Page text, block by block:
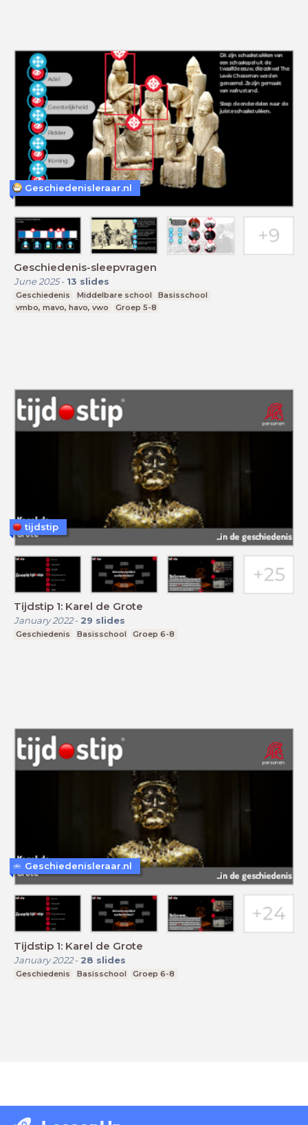
Geschiedenis-sleepvragen
June 2025- 13 slides
Geschiedenis Middelbare school
Basisschool
vmbo, mavo, havo, vwo
Groep 5-8
Geschiedenisleraar.nl
Tijdstip 1: Karel de Grote
January 2022- 29 slides
Geschiedenis Basisschool Groep 6-8
tijdstip
Tijdstip 1: Karel de Grote
January 2022- 28 slides
Geschiedenis Basisschool Groep 6-8
Geschiedenisleraar.nl